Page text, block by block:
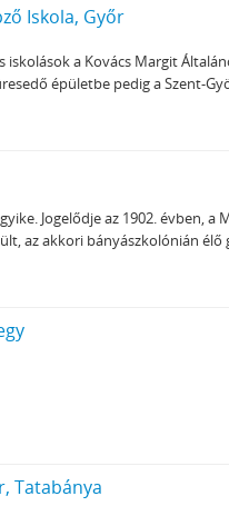
Iskola, Győr
iskolások a Kovács Margit
épületbe pedig a Szent-
Jogelődje az 1902. évben, a
az akkori bányászkolónián élő
Tatabánya